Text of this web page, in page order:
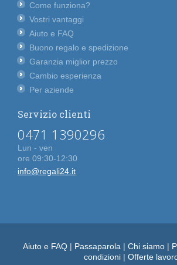
Come funziona?
Vostri vantaggi
Aiuto e FAQ
Buono regalo e spedizione
Garanzia miglior prezzo
Cambio esperienza
Per aziende
Servizio clienti
0471 1390296
Lun - ven
ore 09:30-12:30
info@regali24.it
Aiuto e FAQ | Passaparola | Chi siamo |
condizioni | Offerte